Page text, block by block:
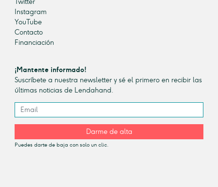
Twitter
Instagram
YouTube
Contacto
Financiación
¡Mantente informado!
Suscríbete a nuestra newsletter y sé el primero en recibir las
últimas noticias de Lendahand.
Darme de alta
Puedes darte de baja con solo un clic.